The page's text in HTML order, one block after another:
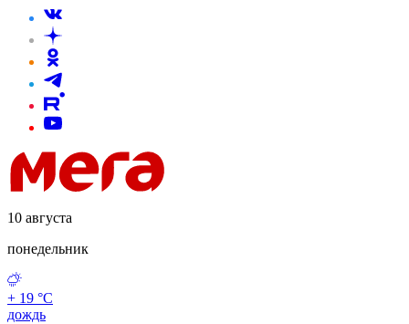
10 августа
понедельник
+ 19 °С
дождь